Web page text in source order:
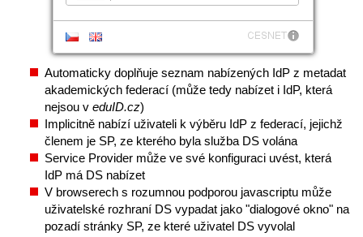
Automaticky doplňuje seznam nabízených IdP z metadat
akademických federací (může tedy nabízet i IdP, která
nejsou v eduID.cz)
Implicitně nabízí uživateli k výběru IdP z federací, jejichž
členem je SP, ze kterého byla služba DS volána
Service Provider může ve své konfiguraci uvést, která
IdP má DS nabízet
V browserech s rozumnou podporou javascriptu může
uživatelské rozhraní DS vypadat jako "dialogové okno" na
pozadí stránky SP, ze které uživatel DS vyvolal